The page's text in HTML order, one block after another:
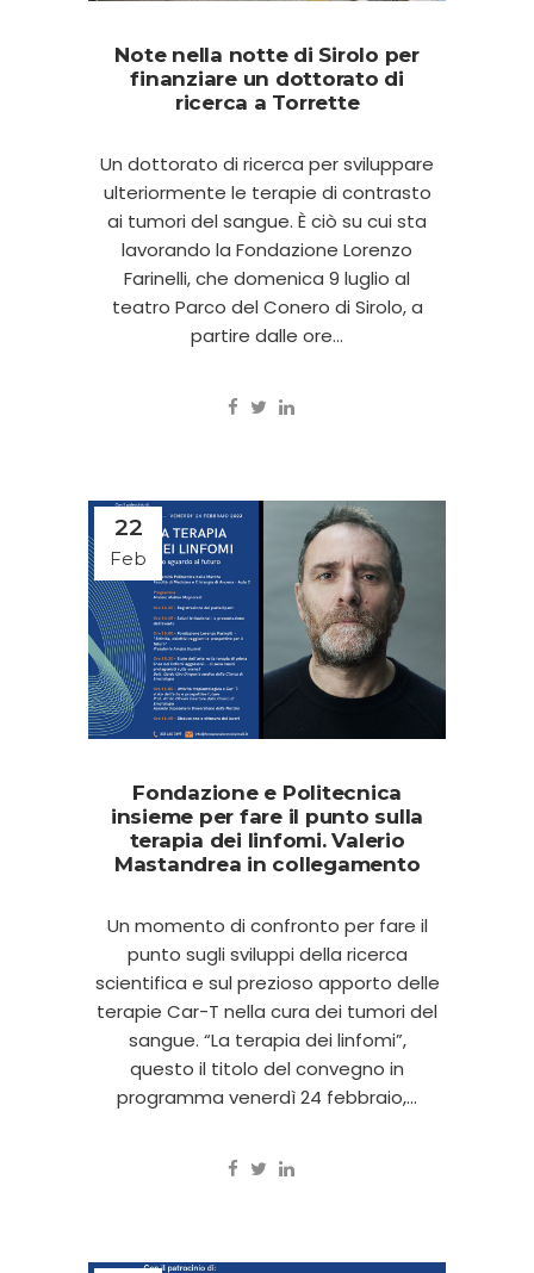
Note nella notte di Sirolo per
finanziare un dottorato di
ricerca a Torrette
Un dottorato di ricerca per sviluppare
ulteriormente le terapie di contrasto
ai tumori del sangue. È ciò su cui sta
lavorando la Fondazione Lorenzo
Farinelli, che domenica 9 luglio al
teatro Parco del Conero di Sirolo, a
partire dalle ore...
22
Feb
Fondazione e Politecnica
insieme per fare il punto sulla
terapia dei linfomi. Valerio
Mastandrea in collegamento
Un momento di confronto per fare il
punto sugli sviluppi della ricerca
scientifica e sul prezioso apporto delle
terapie Car-T nella cura dei tumori del
sangue. “La terapia dei linfomi”,
questo il titolo del convegno in
programma venerdì 24 febbraio,...